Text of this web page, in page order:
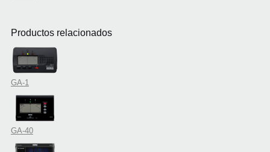
Productos relacionados
GA-1
GA-40